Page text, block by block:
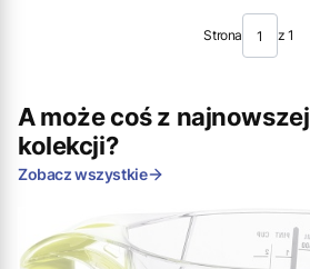
Strona z 1
A może coś z najnowszej
kolekcji?
Zobacz wszystkie